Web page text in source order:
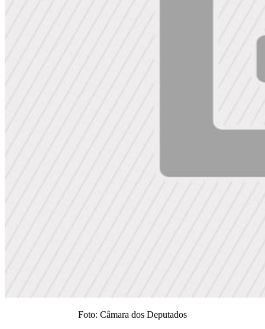
Foto: Câmara dos Deputados